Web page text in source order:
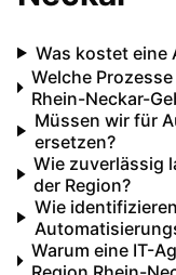
Was kostet eine
Welche
Rhein-Neckar-
Müssen wir für
ersetzen?
Wie zuverlässig
der Region?
Wie
Warum eine IT-